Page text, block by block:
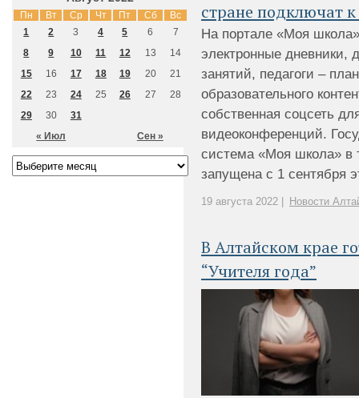
стране подключат
На портале «Моя
электронные дневники,
занятий, педагоги –
образовательного
собственная соцсеть
видеоконференций.
система «Моя школа» в
запущена с 1 сентября
19 августа 2022 | Новости
В Алтайском крае
“Учителя года”
Пн Вт Ср Чт Пт Сб Вс
« Июл Сен »
1 2 3 4 5 6
7
8
9 10 11 12 13
14
15
16 17 18 19 20
21
22
23 24 25 26 27
28
29
30 31